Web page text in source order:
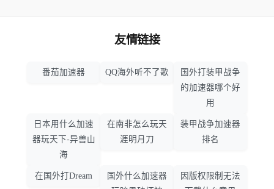
友情链接
番茄加速器 QQ海外听不了歌
国外打装甲战争
的加速器哪个好
用
日本用什么加速
器玩天下-异兽山
海
在南非怎么玩天
涯明月刀
装甲战争加速器
排名
在国外打Dream
国外什么加速器
因版权限制无法